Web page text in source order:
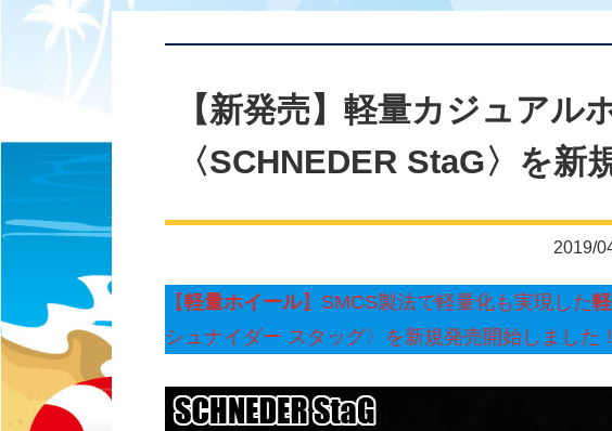
【新発売】軽量カジュアル
〈SCHNEDER StaG〉を新
2019/
【軽量ホイール】SMCS製法で軽量化も実現した
シュナイダー スタッグ〉を新規発売開始しました！